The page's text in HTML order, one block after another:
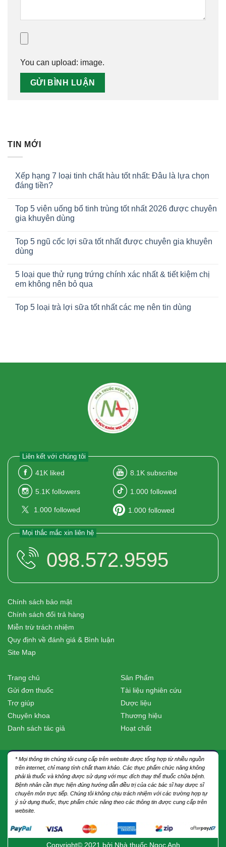
TIN MỚI
Xếp hạng 7 loại tinh chất hàu tốt nhất: Đâu là lựa chọn
đáng tiền?
Top 5 viên uống bổ tinh trùng tốt nhất 2026 được chuyên
gia khuyên dùng
Top 5 ngũ cốc lợi sữa tốt nhất được chuyên gia khuyên
dùng
5 loại que thử rụng trứng chính xác nhất & tiết kiệm chị
em không nên bỏ qua
Top 5 loại trà lợi sữa tốt nhất các mẹ nên tin dùng
You can upload: image.
Liên kết với chúng tôi
41K liked 8.1K subscribe
5.1K followers 1.000 followed
1.000 followed 1.000 followed
Mọi thắc mắc xin liên hệ
098.572.9595
Chính sách bảo mật
Chính sách đổi trả hàng
Miễn trừ trách nhiệm
Quy định về đánh giá & Bình luận
Site Map
Trang chủ
Gửi đơn thuốc
Trợ giúp
Chuyên khoa
Danh sách tác giả
Sản Phẩm
Tài liệu nghiên cứu
Dược liệu
Thương hiệu
Hoạt chất
* Mọi thông tin chúng tôi cung cấp trên website được tổng hợp từ nhiều nguồn
trên internet, chỉ mang tính chất tham khảo. Các thực phẩm chức năng không
phải là thuốc và không được sử dụng với mục đích thay thế thuốc chữa bệnh.
Bệnh nhân cần thực hiện đúng hướng dẫn điều trị của các bác sĩ hay dược sĩ
chuyên môn trực tiếp. Chúng tôi không chịu trách nhiệm với các trường hợp tự
ý sử dụng thuốc, thực phẩm chức năng theo các thông tin được cung cấp trên
website.
Copyright© 2021 bởi Nhà thuốc Ngọc Anh